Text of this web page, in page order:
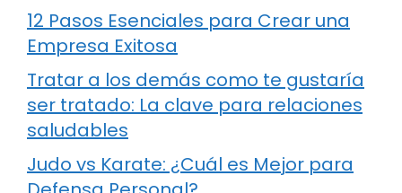
12 Pasos Esenciales para Crear una
Empresa Exitosa
Tratar a los demás como te gustaría
ser tratado: La clave para relaciones
saludables
Judo vs Karate: ¿Cuál es Mejor para